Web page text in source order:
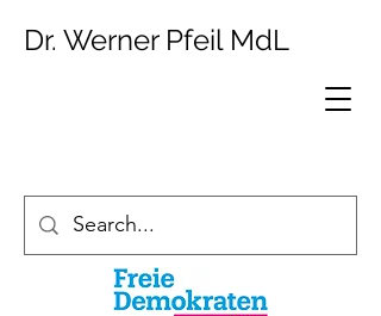
Dr. Werner Pfeil MdL